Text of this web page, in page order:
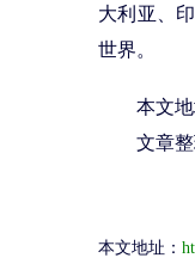
大利亚、
世界。
本文地
文章整
本文地址：